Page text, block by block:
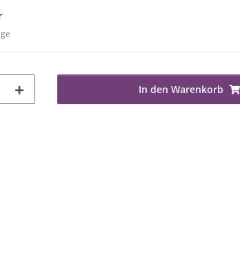
In den Warenkorb